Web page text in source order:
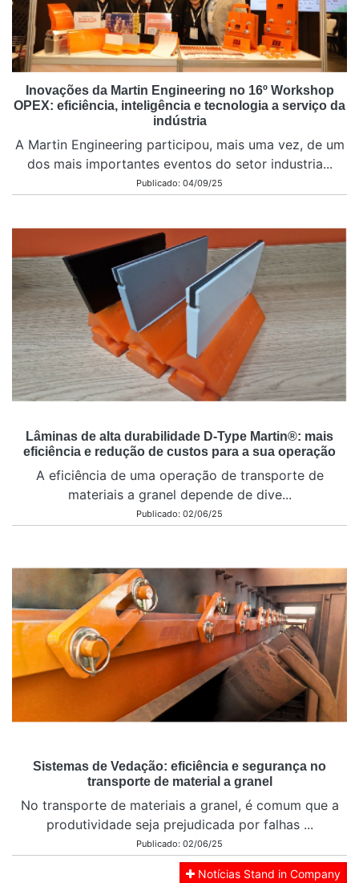
Inovações da Martin Engineering no 16º Workshop
OPEX: eficiência, inteligência e tecnologia a serviço da
indústria
A Martin Engineering participou, mais uma vez, de um
dos mais importantes eventos do setor industria...
Publicado: 04/09/25
Lâminas de alta durabilidade D-Type Martin®: mais
eficiência e redução de custos para a sua operação
A eficiência de uma operação de transporte de
materiais a granel depende de dive...
Publicado: 02/06/25
Sistemas de Vedação: eficiência e segurança no
transporte de material a granel
No transporte de materiais a granel, é comum que a
produtividade seja prejudicada por falhas ...
Publicado: 02/06/25
Notícias Stand in Company